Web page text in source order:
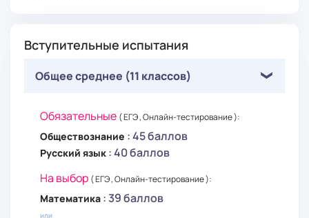
Вступительные испытания
Общее среднее (11 классов)
Обязательные ( ЕГЭ , Онлайн-тестирование ):
Обществознание : 45 баллов
Русский язык : 40 баллов
На выбор ( ЕГЭ , Онлайн-тестирование ):
Математика : 39 баллов
или